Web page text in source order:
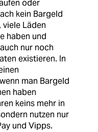
oder
kein Bargeld
viele Läden
haben und
nur noch
existieren. In
man Bargeld
haben
keins mehr in
nutzen nur
und Vipps.